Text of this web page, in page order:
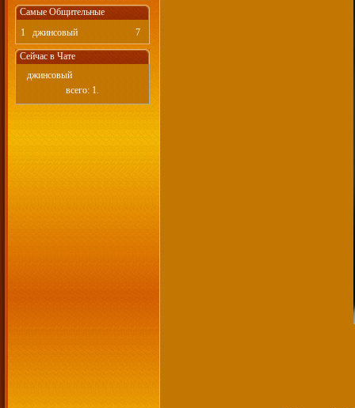
Самые Общительные
1
джинсовый 7
Сейчас в Чате
джинсовый
всего: 1.